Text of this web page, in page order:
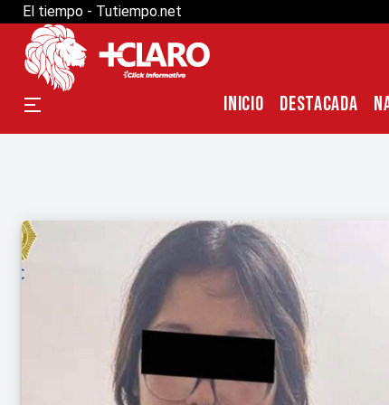
El tiempo - Tutiempo.net
INICIO DESTACADA